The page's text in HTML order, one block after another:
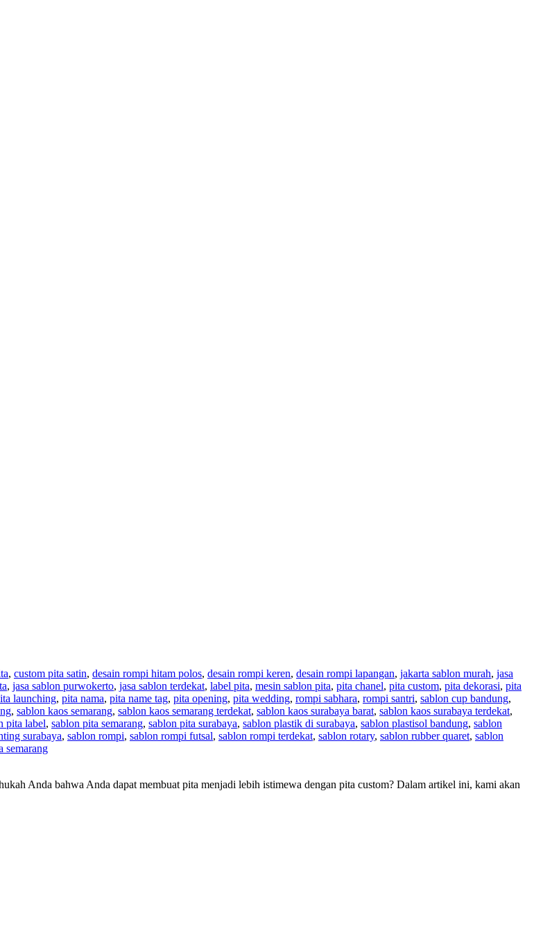
, custom pita satin, desain rompi hitam polos, desain rompi keren, desain rompi lapangan, jakarta sablon murah, jasa
, jasa sablon purwokerto, jasa sablon terdekat, label pita, mesin sablon pita, pita chanel, pita custom, pita dekorasi, pita
launching, pita nama, pita name tag, pita opening, pita wedding, rompi sabhara, rompi santri, sablon cup bandung,
, sablon kaos semarang, sablon kaos semarang terdekat, sablon kaos surabaya barat, sablon kaos surabaya terdekat,
pita label, sablon pita semarang, sablon pita surabaya, sablon plastik di surabaya, sablon plastisol bandung, sablon
surabaya, sablon rompi, sablon rompi futsal, sablon rompi terdekat, sablon rotary, sablon rubber quaret, sablon
semarang
Anda bahwa Anda dapat membuat pita menjadi lebih istimewa dengan pita custom? Dalam artikel ini, kami akan